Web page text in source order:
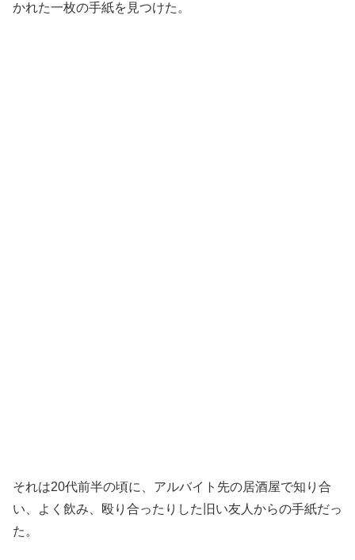
かれた一枚の手紙を見つけた。
それは20代前半の頃に、アルバイト先の居酒屋で知り合
い、よく飲み、殴り合ったりした旧い友人からの手紙だっ
た。